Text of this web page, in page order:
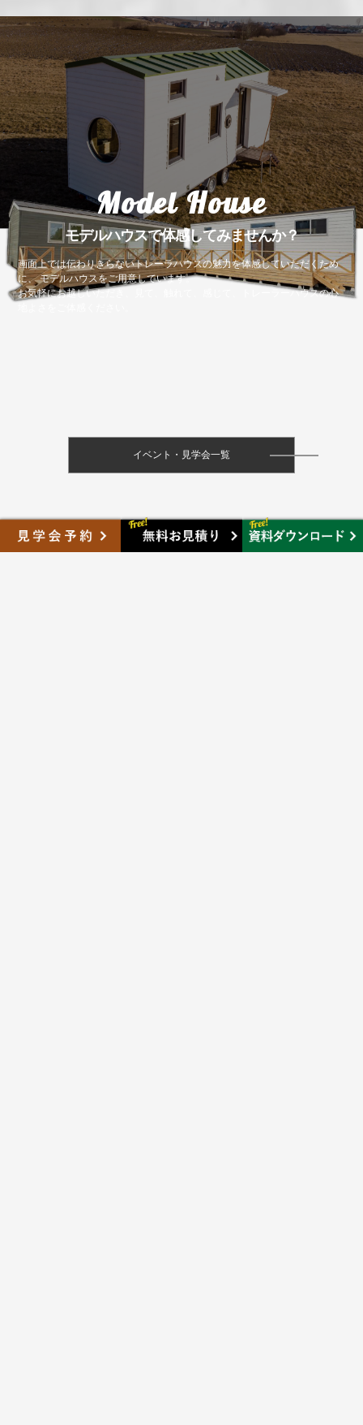
Model House
モデルハウスで体感してみませんか？
画面上では伝わりきらないトレーラハウスの魅力を体感していただくため
に、 モデルハウスをご用意しています。
お気軽にお越しいただき、見て、触れて、感じて、トレーラーハウスの心
イベント・見学会一覧